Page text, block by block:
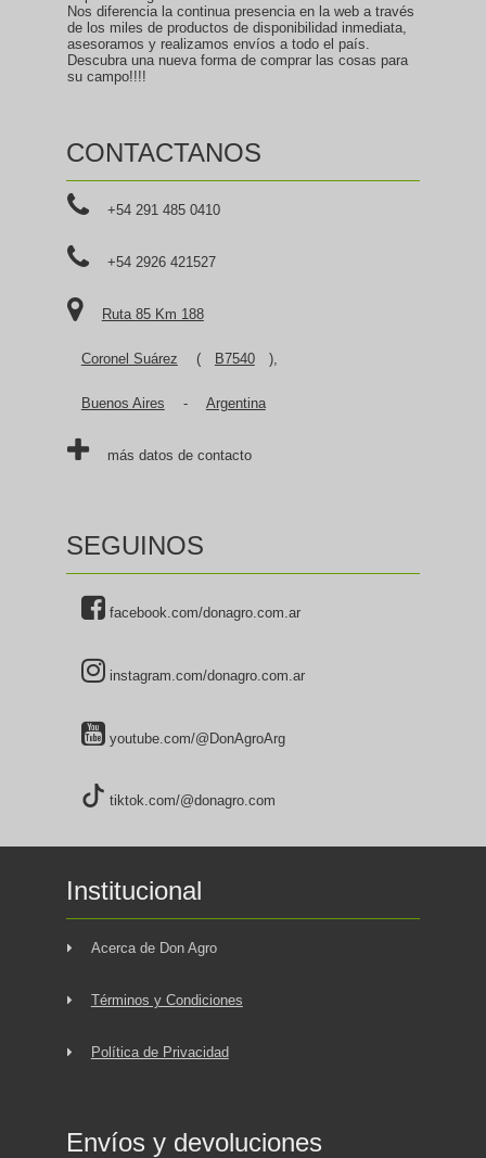
Nos diferencia la continua presencia en la web a través
de los miles de productos de disponibilidad inmediata,
asesoramos y realizamos envíos a todo el país.
Descubra una nueva forma de comprar las cosas para
su campo!!!!
CONTACTANOS
+54 291 485 0410
+54 2926 421527
Ruta 85 Km 188
Coronel Suárez ( B7540 ),
Buenos Aires - Argentina
más datos de contacto
SEGUINOS
facebook.com/donagro.com.ar
instagram.com/donagro.com.ar
youtube.com/@DonAgroArg
tiktok.com/@donagro.com
Institucional
Acerca de Don Agro
Términos y Condiciones
Política de Privacidad
Envíos y devoluciones